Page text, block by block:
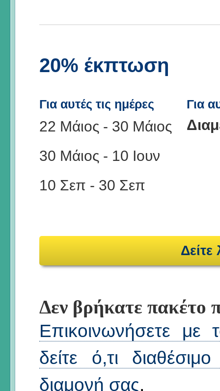
20% έκπτωση
Για αυτές τις ημέρες
22 Μάιος - 30 Μάιος
30 Μάιος - 10 Ιουν
10 Σεπ - 30 Σεπ
Για
Δείτε
Δεν βρήκατε πακέτο
Επικοινωνήσετε
δείτε ό,τι
διαμονή σας.